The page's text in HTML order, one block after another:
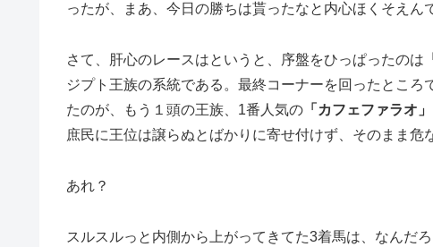
ったが、まあ、今日の勝ちは貰ったなと内心ほくそえん
さて、肝心のレースはというと、序盤をひっぱったのは
ジプト王族の系統である。最終コーナーを回ったとこ
たのが、もう１頭の王族、1番人気の 「カフェファラオ」
庶民に王位は譲らぬとばかりに寄せ付けず、そのまま危
あれ？
スルスルっと内側から上がってきてた3着馬は、なんだ